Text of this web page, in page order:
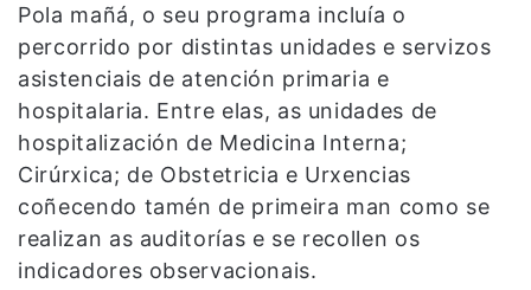
Pola mañá, o seu programa incluía o
percorrido por distintas unidades e servizos
asistenciais de atención primaria e
hospitalaria. Entre elas, as unidades de
hospitalización de Medicina Interna;
Cirúrxica; de Obstetricia e Urxencias
coñecendo tamén de primeira man como se
realizan as auditorías e se recollen os
indicadores observacionais.